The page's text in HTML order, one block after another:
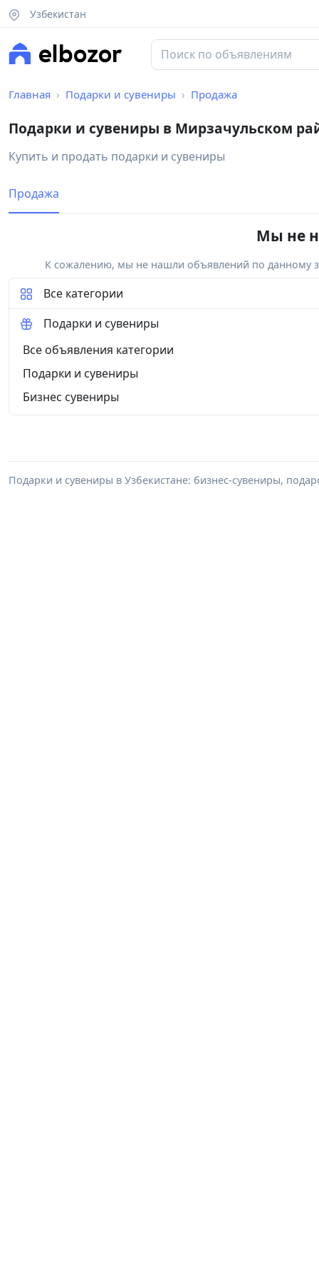
Узбекистан
Главная Подарки и сувениры Продажа
Подарки и сувениры в Мирзачульском
Купить и продать подарки и сувениры
Продажа
Мы не
К сожалению, мы не нашли объявлений по данному
Все категории
Подарки и сувениры
Все объявления категории
Подарки и сувениры
Бизнес сувениры
Подарки и сувениры в Узбекистане: бизнес-сувениры,